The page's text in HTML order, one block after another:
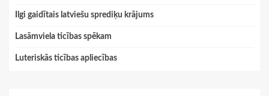
Ilgi gaidītais latviešu sprediķu krājums
Lasāmviela ticības spēkam
Luteriskās ticības apliecības